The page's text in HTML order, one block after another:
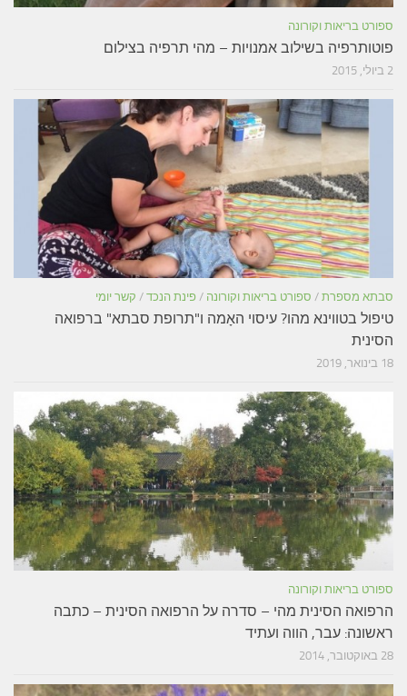
ספורט בריאות וקורונה
פוטותרפיה בשילוב אמנויות – מהי תרפיה בצילום
2 ביולי, 2015
סבתא מספרת / ספורט בריאות וקורונה / פינת הנכד / קשר יומי
טיפול בטווינא מהו? עיסוי האָמה ו"תרופת סבתא" ברפואה
הסינית
18 בינואר, 2019
ספורט בריאות וקורונה
הרפואה הסינית מהי – סדרה על הרפואה הסינית – כתבה
ראשונה: עבר, הווה ועתיד
28 באוקטובר, 2014